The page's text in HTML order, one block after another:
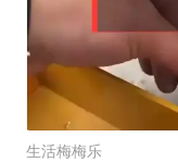
生活梅梅乐